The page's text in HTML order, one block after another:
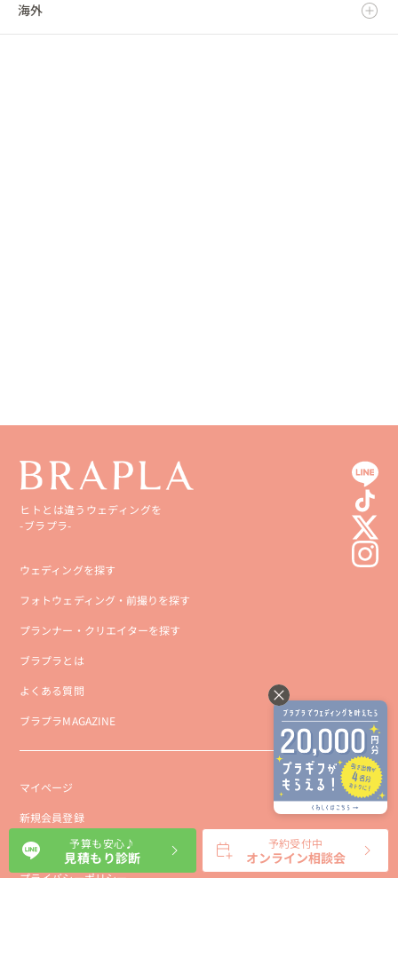
東京都
福井県
大阪府
島根県
福岡県
海外
ヒトとは違うウェディングを
-ブラプラ-
ウェディングを探す
フォトウェディング・前撮りを探す
プランナー・クリエイターを探す
ブラプラとは
よくある質問
ブラプラMAGAZINE
マイページ
新規会員登録
会社概要
プライバシーポリシー
予算も安心♪
見積もり診断
予約受付中
オンライン相談会